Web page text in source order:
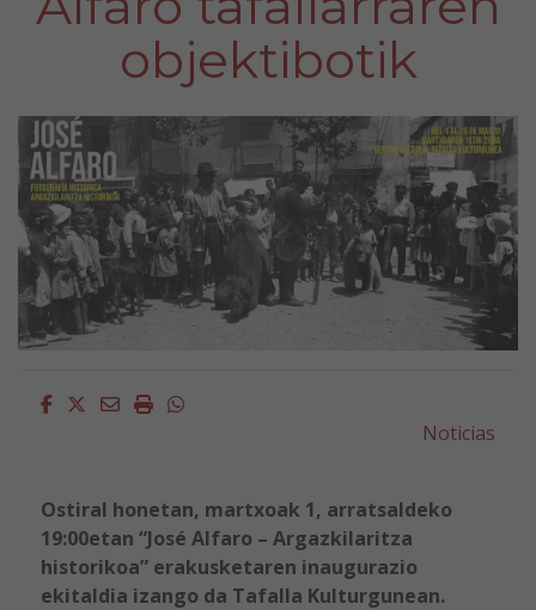
objektibotik
Facebook
Twitter
EmailImprimirWhatsapp
Noticias
Ostiral honetan, martxoak 1, arratsaldeko
19:00etan “José Alfaro – Argazkilaritza
historikoa” erakusketaren inaugurazio
ekitaldia izango da Tafalla Kulturgunean.